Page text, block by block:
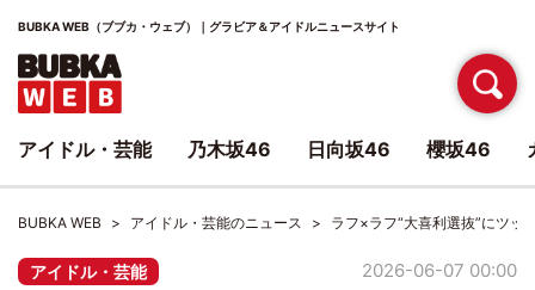
BUBKA WEB（ブブカ・ウェブ）｜グラビア＆アイドルニュースサイト
BUBKA WEB アイドル・芸能のニュース ラフ×ラフ“大喜利選抜”にツ
アイドル・芸能 2026-06-07 00:00
アイドル・芸能 乃木坂46 日向坂46 櫻坂46